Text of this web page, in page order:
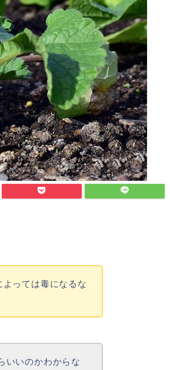
よっては毒になるな
いいのかわからな